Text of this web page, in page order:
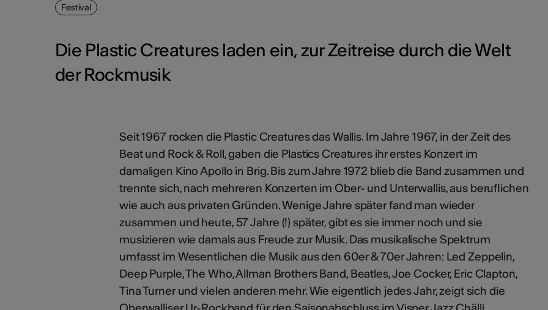
Festival
Die Plastic Creatures laden ein, zur Zeitreise durch die Welt
der Rockmusik
Seit 1967 rocken die Plastic Creatures das Wallis. Im Jahre 1967, in der Zeit des
Beat und Rock & Roll, gaben die Plastics Creatures ihr erstes Konzert im
damaligen Kino Apollo in Brig. Bis zum Jahre 1972 blieb die Band zusammen und
trennte sich, nach mehreren Konzerten im Ober- und Unterwallis, aus beruflichen
wie auch aus privaten Gründen. Wenige Jahre später fand man wieder
zusammen und heute, 57 Jahre (!) später, gibt es sie immer noch und sie
musizieren wie damals aus Freude zur Musik. Das musikalische Spektrum
umfasst im Wesentlichen die Musik aus den 60er & 70er Jahren: Led Zeppelin,
Deep Purple, The Who, Allman Brothers Band, Beatles, Joe Cocker, Eric Clapton,
Tina Turner und vielen anderen mehr. Wie eigentlich jedes Jahr, zeigt sich die